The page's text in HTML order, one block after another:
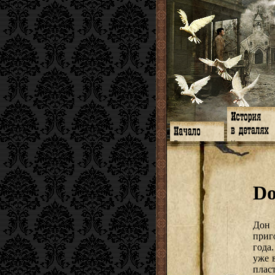
Главная
Программа
Форум
Facebook
Гостевая
Книги
Галереи
Музыка
Видео
Субтитры
Заметки
Мысли
уже